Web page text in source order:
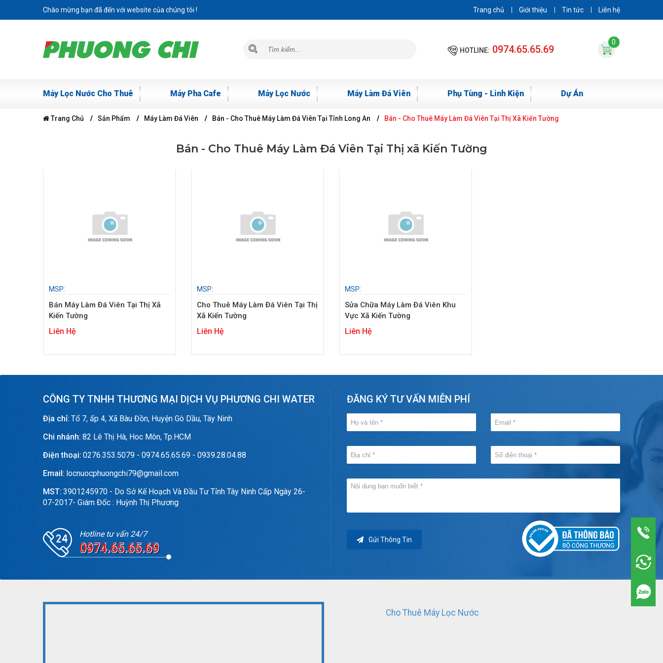
Chào mừng bạn đã đến với website của chúng tôi ! Trang chủ Giới thiệu Tin tức Liên hệ
HOTLINE: 0974.65.65.69
0
Máy Lọc Nước Cho Thuê Máy Pha Cafe Máy Lọc Nước Máy Làm Đá Viên Phụ Tùng - Linh Kiện Dự Án
Trang Chủ Sản Phẩm Máy Làm Đá Viên Bán - Cho Thuê Máy Làm Đá Viên Tại Tỉnh Long An Bán - Cho Thuê Máy Làm Đá Viên Tại Thị Xã Kiến Tường
Bán - Cho Thuê Máy Làm Đá Viên Tại Thị xã Kiến Tường
MSP:
Bán Máy Làm Đá Viên Tại Thị Xã
Kiến Tường
Liên Hệ
MSP:
Cho Thuê Máy Làm Đá Viên Tại Thị
Xã Kiến Tường
Liên Hệ
MSP:
Sửa Chữa Máy Làm Đá Viên Khu
Vực Xã Kiến Tường
Liên Hệ
CÔNG TY TNHH THƯƠNG MẠI DỊCH VỤ PHƯƠNG CHI WATER
Địa chỉ: Tổ 7, ấp 4, Xã Bàu Đồn, Huyện Gò Dầu, Tây Ninh
Chi nhánh: 82 Lê Thị Hà, Hoc Môn, Tp.HCM
Điện thoại: 0276.353.5079 - 0974.65.65.69 - 0939.28.04.88
Email: locnuocphuongchi79@gmail.com
MST: 3901245970 - Do Sở Kế Hoạch Và Đầu Tư Tỉnh Tây Ninh Cấp Ngày 26-
07-2017- Giám Đốc : Huỳnh Thị Phương
Hotline tư vấn 24/7
0974.65.65.69
ĐĂNG KÝ TƯ VẤN MIỄN PHÍ
Gửi Thông Tin
Cho Thuê Máy Lọc Nước